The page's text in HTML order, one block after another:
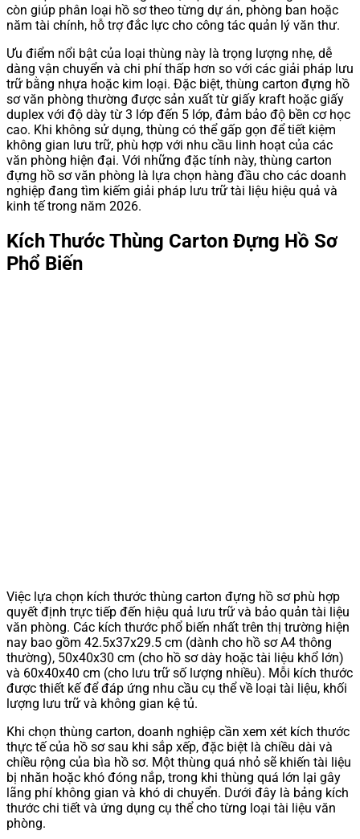
còn giúp phân loại hồ sơ theo từng dự án, phòng ban hoặc
năm tài chính, hỗ trợ đắc lực cho công tác quản lý văn thư.
Ưu điểm nổi bật của loại thùng này là trọng lượng nhẹ, dễ
dàng vận chuyển và chi phí thấp hơn so với các giải pháp lưu
trữ bằng nhựa hoặc kim loại. Đặc biệt, thùng carton đựng hồ
sơ văn phòng thường được sản xuất từ giấy kraft hoặc giấy
duplex với độ dày từ 3 lớp đến 5 lớp, đảm bảo độ bền cơ học
cao. Khi không sử dụng, thùng có thể gấp gọn để tiết kiệm
không gian lưu trữ, phù hợp với nhu cầu linh hoạt của các
văn phòng hiện đại. Với những đặc tính này, thùng carton
đựng hồ sơ văn phòng là lựa chọn hàng đầu cho các doanh
nghiệp đang tìm kiếm giải pháp lưu trữ tài liệu hiệu quả và
kinh tế trong năm 2026.
Kích Thước Thùng Carton Đựng Hồ Sơ
Phổ Biến
Việc lựa chọn kích thước thùng carton đựng hồ sơ phù hợp
quyết định trực tiếp đến hiệu quả lưu trữ và bảo quản tài liệu
văn phòng. Các kích thước phổ biến nhất trên thị trường hiện
nay bao gồm 42.5x37x29.5 cm (dành cho hồ sơ A4 thông
thường), 50x40x30 cm (cho hồ sơ dày hoặc tài liệu khổ lớn)
và 60x40x40 cm (cho lưu trữ số lượng nhiều). Mỗi kích thước
được thiết kế để đáp ứng nhu cầu cụ thể về loại tài liệu, khối
lượng lưu trữ và không gian kệ tủ.
Khi chọn thùng carton, doanh nghiệp cần xem xét kích thước
thực tế của hồ sơ sau khi sắp xếp, đặc biệt là chiều dài và
chiều rộng của bìa hồ sơ. Một thùng quá nhỏ sẽ khiến tài liệu
bị nhăn hoặc khó đóng nắp, trong khi thùng quá lớn lại gây
lãng phí không gian và khó di chuyển. Dưới đây là bảng kích
thước chi tiết và ứng dụng cụ thể cho từng loại tài liệu văn
phòng.